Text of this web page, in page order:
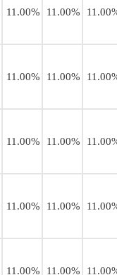
11.00% 11.00%
11.00% 11.00%
11.00% 11.00%
11.00% 11.00%
11.00% 11.00%